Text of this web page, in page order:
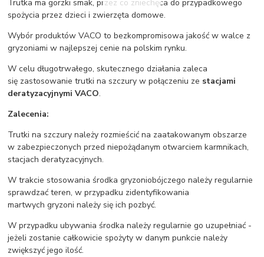
Trutka ma gorzki smak, przez co zniechęca do przypadkowego
spożycia przez dzieci i zwierzęta domowe.
Wybór produktów VACO to bezkompromisowa jakość w walce z
gryzoniami w najlepszej cenie na polskim rynku.
W celu długotrwałego, skutecznego działania zaleca
się zastosowanie trutki na szczury w połączeniu ze stacjami
deratyzacyjnymi VACO.
Zalecenia:
Trutki na szczury należy rozmieścić na zaatakowanym obszarze
w zabezpieczonych przed niepożądanym otwarciem karmnikach,
stacjach deratyzacyjnych.
W trakcie stosowania środka gryzoniobójczego należy regularnie
sprawdzać teren, w przypadku zidentyfikowania
martwych gryzoni należy się ich pozbyć.
W przypadku ubywania środka należy regularnie go uzupełniać -
jeżeli zostanie całkowicie spożyty w danym punkcie należy
zwiększyć jego ilość.